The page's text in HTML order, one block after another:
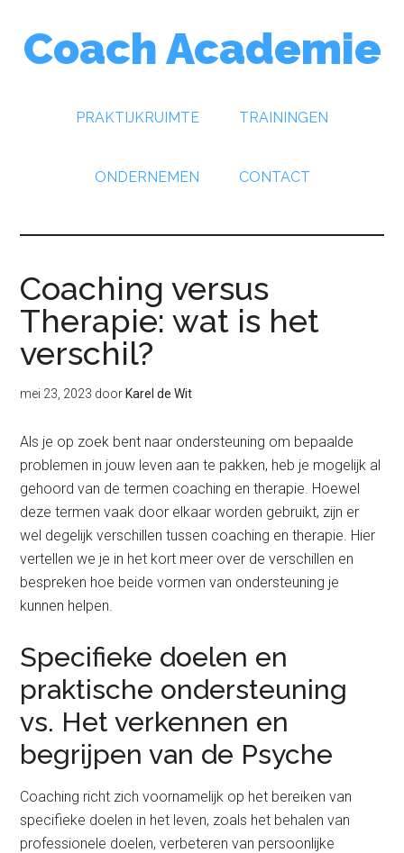
Coach Academie
PRAKTIJKRUIMTE TRAININGEN
ONDERNEMEN CONTACT
Coaching versus
Therapie: wat is het
verschil?
mei 23, 2023 door Karel de Wit
Als je op zoek bent naar ondersteuning om bepaalde
problemen in jouw leven aan te pakken, heb je mogelijk al
gehoord van de termen coaching en therapie. Hoewel
deze termen vaak door elkaar worden gebruikt, zijn er
wel degelijk verschillen tussen coaching en therapie. Hier
vertellen we je in het kort meer over de verschillen en
bespreken hoe beide vormen van ondersteuning je
kunnen helpen.
Specifieke doelen en
praktische ondersteuning
vs. Het verkennen en
begrijpen van de Psyche
Coaching richt zich voornamelijk op het bereiken van
specifieke doelen in het leven, zoals het behalen van
professionele doelen, verbeteren van persoonlijke